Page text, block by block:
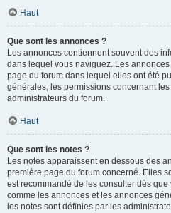
Haut
Que sont les annonces ?
Les annonces contiennent souvent des
dans lequel vous naviguez. Les
page du forum dans lequel elles ont été
générales, les permissions concernant
administrateurs du forum.
Haut
Que sont les notes ?
Les notes apparaissent en dessous des
première page du forum concerné. Elles
est recommandé de les consulter dès
comme les annonces et les annonces
les notes sont définies par les